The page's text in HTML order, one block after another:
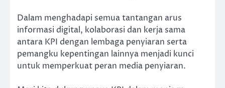
Dalam menghadapi semua tantangan arus
informasi digital, kolaborasi dan kerja sama
antara KPI dengan lembaga penyiaran serta
pemangku kepentingan lainnya menjadi kunci
untuk memperkuat peran media penyiaran.